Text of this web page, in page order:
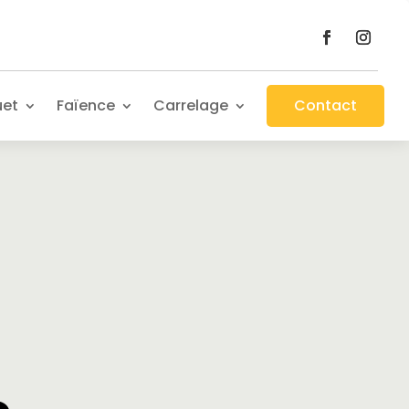
Faïence Carrelage Contact